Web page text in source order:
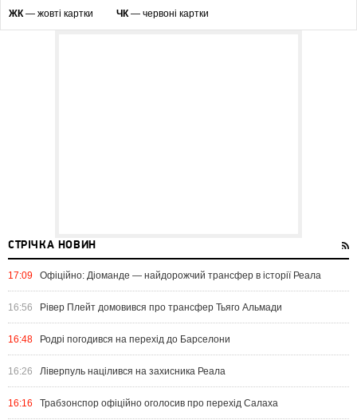
ЖК— жовті картки ЧК— червоні картки
СТРІЧКА НОВИН
17:09 Офіційно: Діоманде — найдорожчий трансфер в історії Реала
16:56 Рівер Плейт домовився про трансфер Тьяго Альмади
16:48 Родрі погодився на перехід до Барселони
16:26 Ліверпуль націлився на захисника Реала
16:16 Трабзонспор офіційно оголосив про перехід Салаха